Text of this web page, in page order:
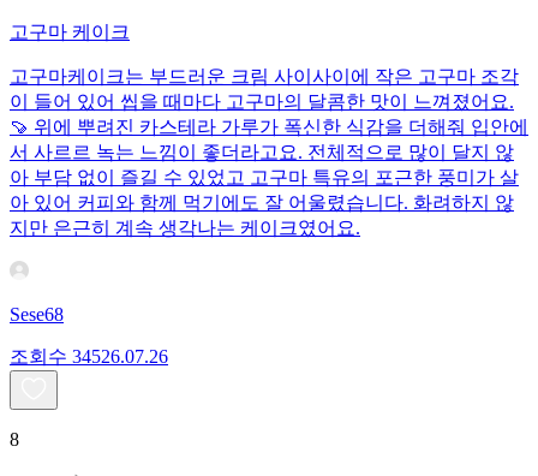
고구마 케이크
고구마케이크는 부드러운 크림 사이사이에 작은 고구마 조각
이 들어 있어 씹을 때마다 고구마의 달콤한 맛이 느껴졌어요.
🍠 위에 뿌려진 카스테라 가루가 폭신한 식감을 더해줘 입안에
서 사르르 녹는 느낌이 좋더라고요. 전체적으로 많이 달지 않
아 부담 없이 즐길 수 있었고 고구마 특유의 포근한 풍미가 살
아 있어 커피와 함께 먹기에도 잘 어울렸습니다. 화려하지 않
지만 은근히 계속 생각나는 케이크였어요.
Sese68
조회수 34526.07.26
8